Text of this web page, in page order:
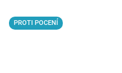
PROTI POCENÍ